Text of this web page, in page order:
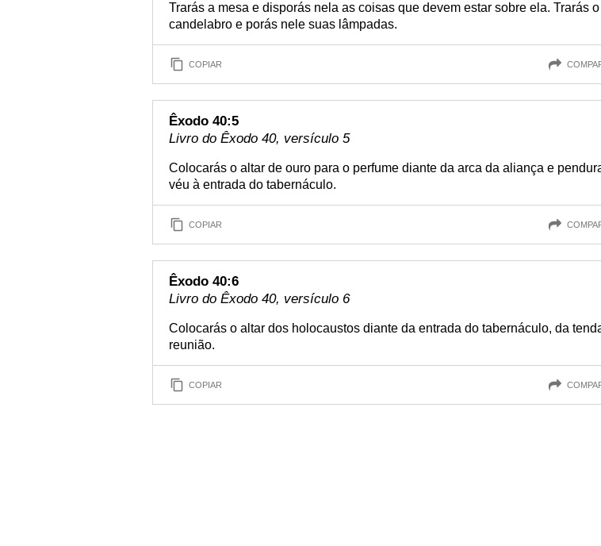
Trarás a mesa e disporás nela as coisas que devem estar sobre ela. Trarás o
candelabro e porás nele suas lâmpadas.
COPIAR
Êxodo 40:5
Livro do Êxodo 40, versículo 5
Colocarás o altar de ouro para o perfume diante da arca da aliança e
véu à entrada do tabernáculo.
COPIAR
Êxodo 40:6
Livro do Êxodo 40, versículo 6
Colocarás o altar dos holocaustos diante da entrada do tabernáculo, da
reunião.
COPIAR